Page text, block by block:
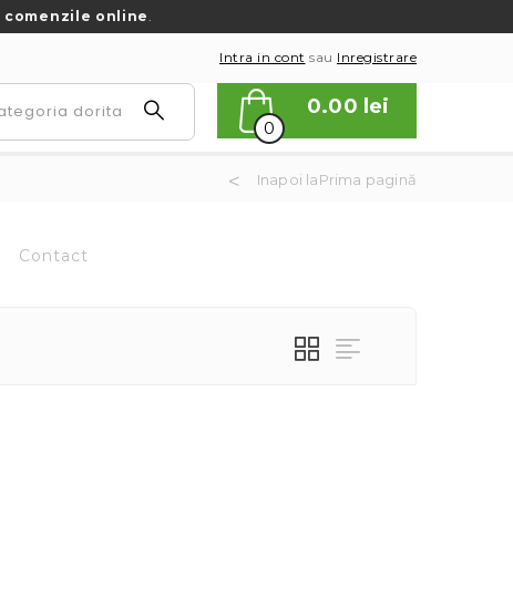
comenzile online.
Intra in cont sau Inregistrare
0
0.00 lei
Inapoi laPrima pagină
Contact